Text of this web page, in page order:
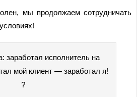
мы продолжаем сотрудничать
заработал исполнитель на
мой клиент — заработал я!
?